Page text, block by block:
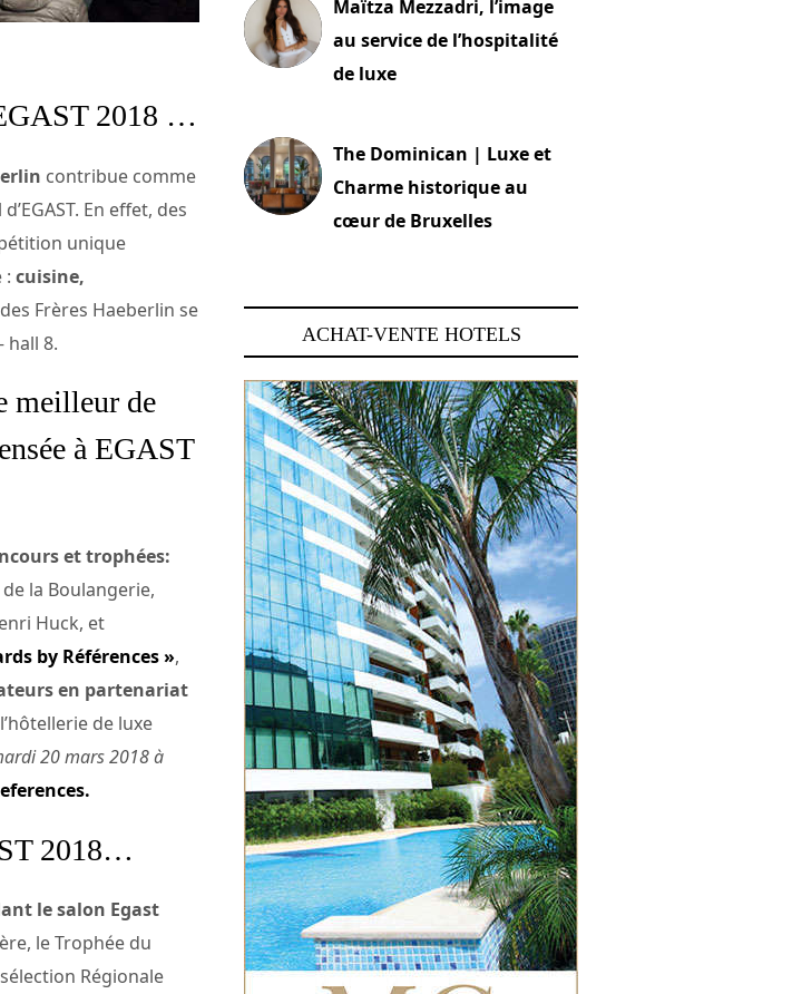
2018 …
contribue comme
En effet, des
unique
: cuisine,
Frères Haeberlin se
hall 8.
meilleur de
à EGAST
et trophées:
la Boulangerie,
Huck, et
by Références »,
en partenariat
de luxe
20 mars 2018 à
2018…
le salon Egast
le Trophée du
Régionale
Maïtza Mezzadri, l’image
au service de l’hospitalité
de luxe
The Dominican | Luxe et
Charme historique au
cœur de Bruxelles
ACHAT-VENTE HOTELS